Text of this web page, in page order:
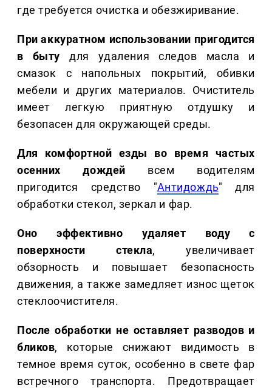
где требуется очистка и обезжиривание.
При аккуратном использовании пригодится
в быту для удаления следов масла и
смазок с напольных покрытий, обивки
мебели и других материалов. Очиститель
имеет легкую приятную отдушку и
безопасен для окружающей среды.
Для комфортной езды во время частых
осенних дождей всем водителям
пригодится средство "Антидождь" для
обработки стекол, зеркал и фар.
Оно эффективно удаляет воду с
поверхности стекла, увеличивает
обзорность и повышает безопасность
движения, а также замедляет износ щеток
стеклоочистителя.
После обработки не оставляет разводов и
бликов, которые снижают видимость в
темное время суток, особенно в свете фар
встречного транспорта. Предотвращает